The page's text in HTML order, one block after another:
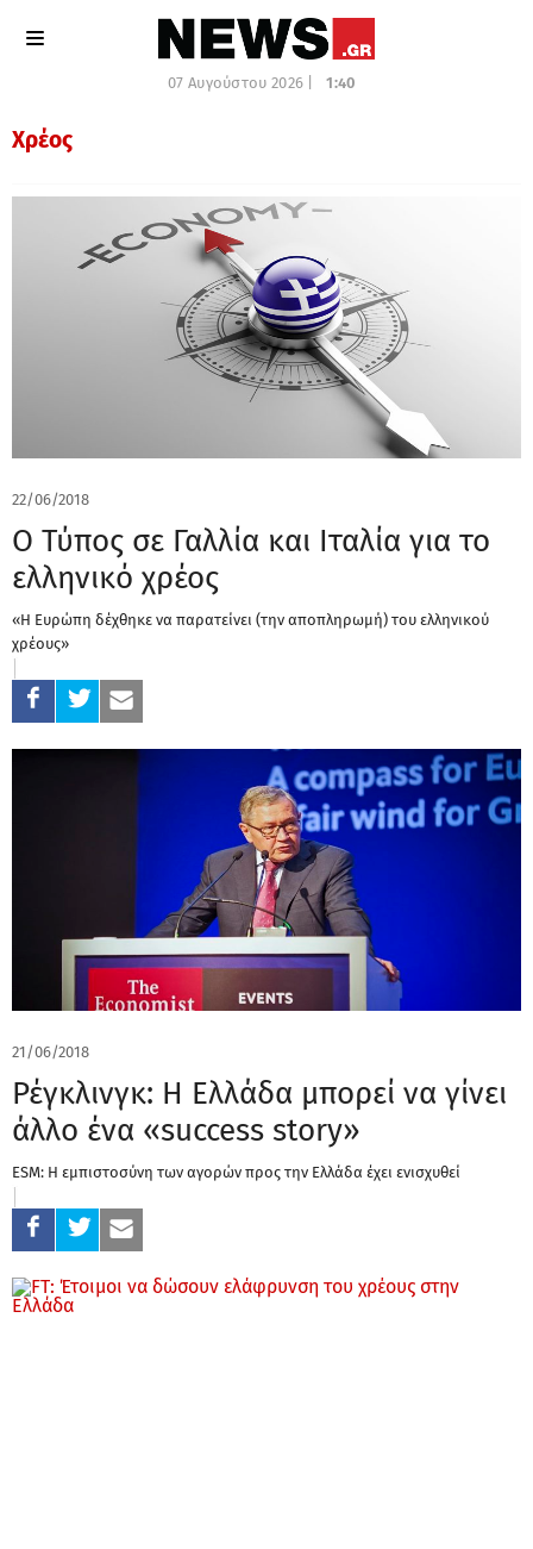
07 Αυγούστου 2026 | 1:40
Χρέος
22/06/2018
Ο Τύπος σε Γαλλία και Ιταλία για το
ελληνικό χρέος
«Η Ευρώπη δέχθηκε να παρατείνει (την αποπληρωμή) του ελληνικού
χρέους»
21/06/2018
Ρέγκλινγκ: Η Ελλάδα μπορεί να γίνει
άλλο ένα «success story»
ESM: Η εμπιστοσύνη των αγορών προς την Ελλάδα έχει ενισχυθεί